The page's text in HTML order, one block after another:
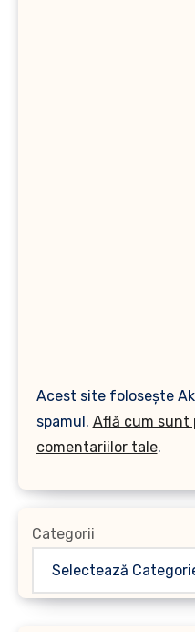
Acest site folosește
spamul. Află cum sunt
comentariilor tale.
Categorii